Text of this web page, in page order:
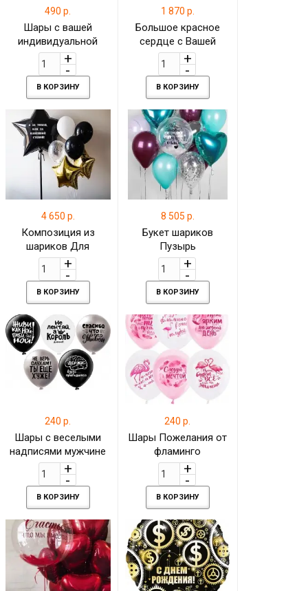
490 р.
Шары с вашей
индивидуальной
надписью
В КОРЗИНУ
1 870 р.
Большое красное
сердце с Вашей
личной надписью
В КОРЗИНУ
4 650 р.
Композиция из
шариков Для
мужчины с
фольгированными
звёздами, конфетти
и бело-чёрными
латексными шарами
В КОРЗИНУ
8 505 р.
Букет шариков
Пузырь
В КОРЗИНУ
240 р.
Шары с веселыми
надписями мужчине
В КОРЗИНУ
240 р.
Шары Пожелания от
фламинго
В КОРЗИНУ